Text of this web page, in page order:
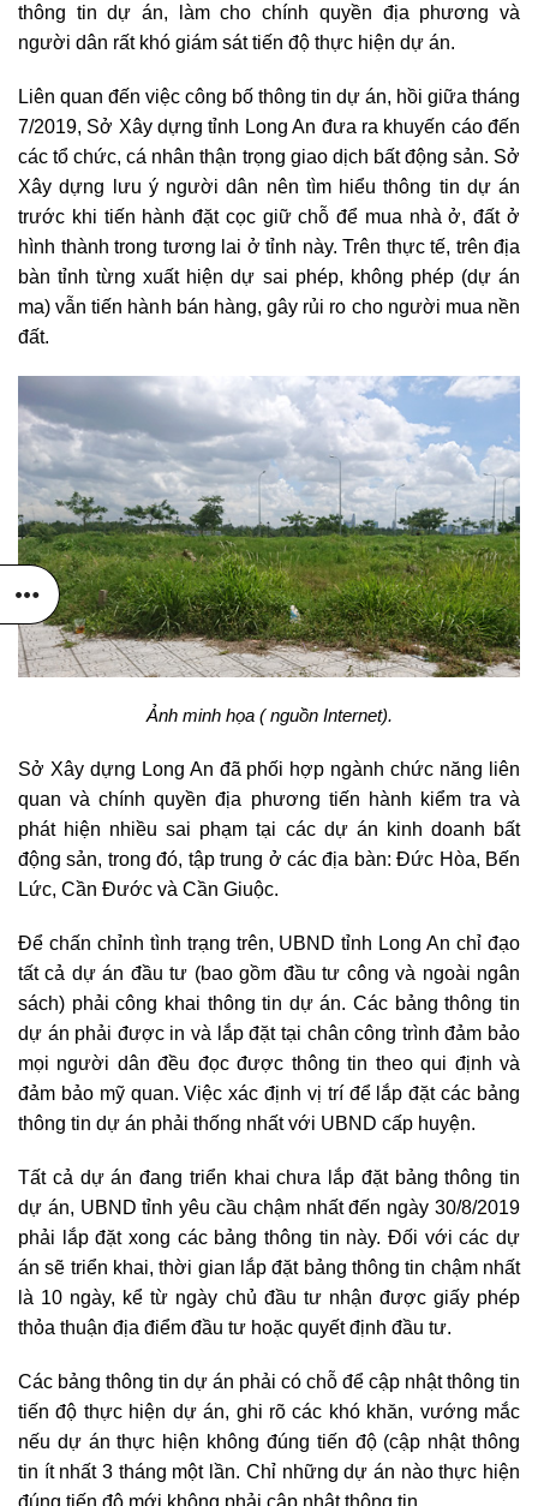
thông tin dự án, làm cho chính quyền địa phương và
người dân rất khó giám sát tiến độ thực hiện dự án.
Liên quan đến việc công bố thông tin dự án, hồi giữa tháng
7/2019, Sở Xây dựng tỉnh Long An đưa ra khuyến cáo đến
các tổ chức, cá nhân thận trọng giao dịch bất động sản. Sở
Xây dựng lưu ý người dân nên tìm hiểu thông tin dự án
trước khi tiến hành đặt cọc giữ chỗ để mua nhà ở, đất ở
hình thành trong tương lai ở tỉnh này. Trên thực tế, trên địa
bàn tỉnh từng xuất hiện dự sai phép, không phép (dự án
ma) vẫn tiến hành bán hàng, gây rủi ro cho người mua nền
đất.
Ảnh minh họa ( nguồn Internet).
Sở Xây dựng Long An đã phối hợp ngành chức năng liên
quan và chính quyền địa phương tiến hành kiểm tra và
phát hiện nhiều sai phạm tại các dự án kinh doanh bất
động sản, trong đó, tập trung ở các địa bàn: Đức Hòa, Bến
Lức, Cần Đước và Cần Giuộc.
Để chấn chỉnh tình trạng trên, UBND tỉnh Long An chỉ đạo
tất cả dự án đầu tư (bao gồm đầu tư công và ngoài ngân
sách) phải công khai thông tin dự án. Các bảng thông tin
dự án phải được in và lắp đặt tại chân công trình đảm bảo
mọi người dân đều đọc được thông tin theo qui định và
đảm bảo mỹ quan. Việc xác định vị trí để lắp đặt các bảng
thông tin dự án phải thống nhất với UBND cấp huyện.
Tất cả dự án đang triển khai chưa lắp đặt bảng thông tin
dự án, UBND tỉnh yêu cầu chậm nhất đến ngày 30/8/2019
phải lắp đặt xong các bảng thông tin này. Đối với các dự
án sẽ triển khai, thời gian lắp đặt bảng thông tin chậm nhất
là 10 ngày, kể từ ngày chủ đầu tư nhận được giấy phép
thỏa thuận địa điểm đầu tư hoặc quyết định đầu tư.
Các bảng thông tin dự án phải có chỗ để cập nhật thông tin
tiến độ thực hiện dự án, ghi rõ các khó khăn, vướng mắc
nếu dự án thực hiện không đúng tiến độ (cập nhật thông
tin ít nhất 3 tháng một lần. Chỉ những dự án nào thực hiện
đúng tiến độ mới không phải cập nhật thông tin.